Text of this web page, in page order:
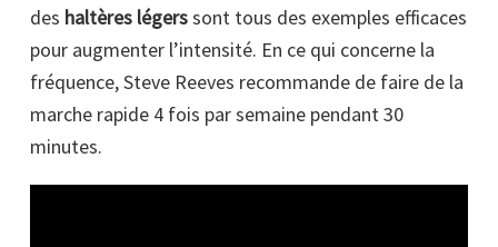
des haltères légerssont tous des exemples efficaces
pour augmenter l’intensité. En ce qui concerne la
fréquence, Steve Reeves recommande de faire de la
marche rapide 4 fois par semaine pendant 30
minutes.